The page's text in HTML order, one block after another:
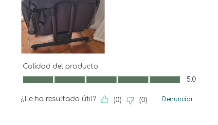
Calidad del producto
Calidad del producto, 5.0 de 5
5.0
¿Le ha resultado útil? (0) (0) Denunciar